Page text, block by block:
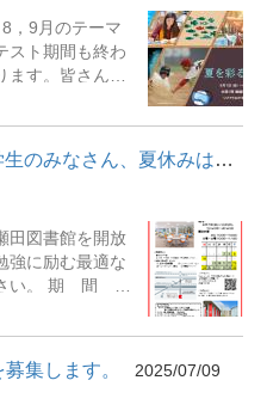
ッと理解』『先生、
ています!』『ラーメ
食超! : 国民食の「う
星雲 : 星が生ま
デール著 ; 土井
・『宇宙から
2019. ・『銀河
; 2021-2022年
文宇宙検定公式
る場所としての
学宇宙総合学研
] 編集委員 ; 1).
の3つのコアコ
には...
，9月のテーマ
スト期間も終わ
す。皆さんは
てほしい趣味や
をくれる本を
た本を手に取っ
ょう。 展示期
本館１階展観
ネット怪談の民
るほど食べてみ
ライブラリーア
務経験を積ん
です。ライブ
【瀬田図書館】高校生・中学生のみなさん、夏休みは龍谷大学図書...
田図書館を開放
強に励む最適な
さい。 期 間
土曜・日曜
中学生（在校
際には、「生
ださい。利用
集します。
2025/07/09